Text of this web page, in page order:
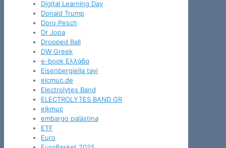
Digital Learning Day
Donald Trump
Doro Pesch
Dr Jopa
Dropped Ball
DW Greek
e-book Ελλάδα
Eisenbergiella tayi
elcmuc.de
Electrolytes Band
ELECTROLYTES BAND GR
elkmuc
embargo palästina
ETF
Euro